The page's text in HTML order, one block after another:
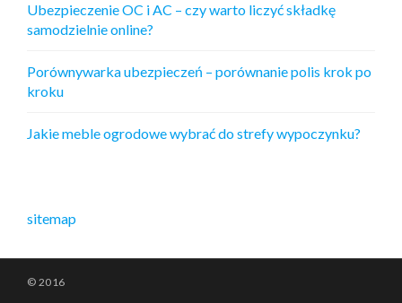
Ubezpieczenie OC i AC – czy warto liczyć składkę
samodzielnie online?
Porównywarka ubezpieczeń – porównanie polis krok po
kroku
Jakie meble ogrodowe wybrać do strefy wypoczynku?
sitemap
© 2016